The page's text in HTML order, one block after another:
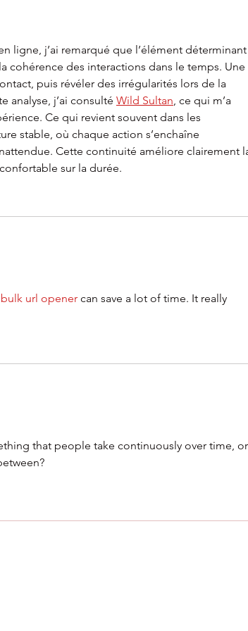
ligne, j’ai remarqué que l’élément
cohérence des interactions dans le temps. Une
puis révéler des irrégularités lors de la
analyse, j’ai consulté Wild Sultan, ce qui m’a
Ce qui revient souvent dans les
stable, où chaque action s’enchaîne
Cette continuité améliore clairement
sur la durée.
bulk url opener can save a lot of time. It really
that people take continuously over time,